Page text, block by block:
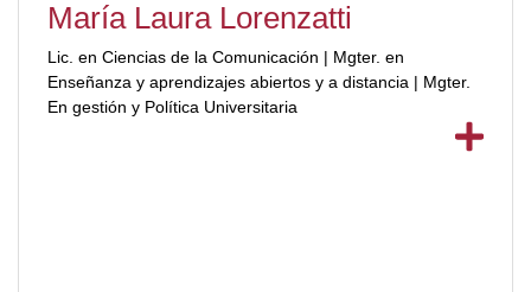
María Laura Lorenzatti
Lic. en Ciencias de la Comunicación | Mgter. en
Enseñanza y aprendizajes abiertos y a distancia | Mgter.
En gestión y Política Universitaria